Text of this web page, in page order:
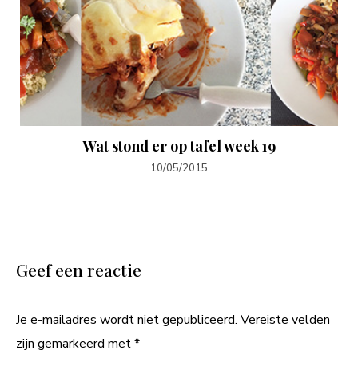
Wat stond er op tafel week 19
10/05/2015
Geef een reactie
Je e-mailadres wordt niet gepubliceerd. Vereiste velden
zijn gemarkeerd met*